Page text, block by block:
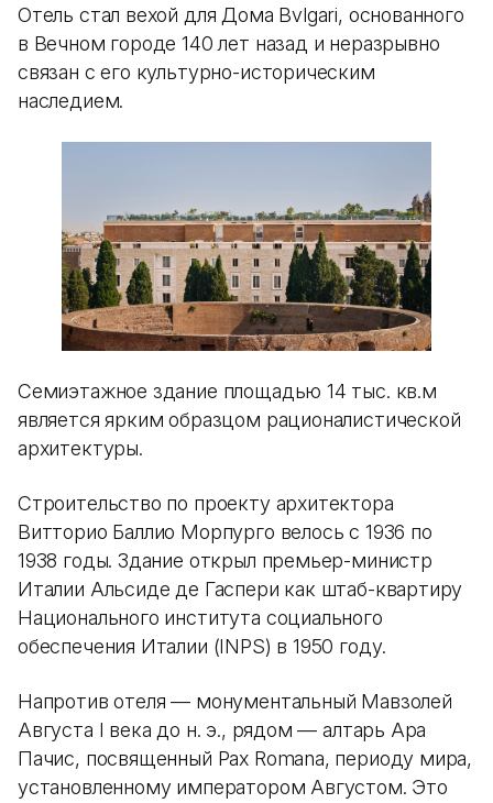
Отель стал вехой для Дома Bvlgari, основанного
в Вечном городе 140 лет назад и неразрывно
связан с его культурно-историческим
наследием.
Семиэтажное здание площадью 14 тыс. кв.м
является ярким образцом рационалистической
архитектуры.
Строительство по проекту архитектора
Витторио Баллио Морпурго велось с 1936 по
1938 годы. Здание открыл премьер-министр
Италии Альсиде де Гаспери как штаб-квартиру
Национального института социального
обеспечения Италии (INPS) в 1950 году.
Напротив отеля — монументальный Мавзолей
Августа I века до н. э., рядом — алтарь Ара
Пачис, посвященный Pax Romana, периоду мира,
установленному императором Августом. Это